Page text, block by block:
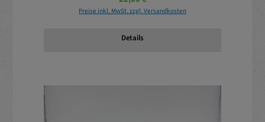
Preise inkl. MwSt. zzgl. Versandkosten
Details